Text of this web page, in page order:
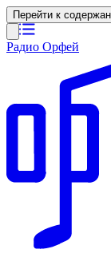
Перейти к
Радио Орфей